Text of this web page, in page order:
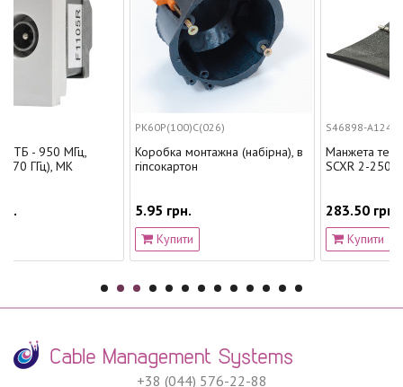
PK60P(100)C(026)
Коробка монтажна (набірна), в
гіпсокартон
S46898-A1241-A225
Манжета
SCXR 2-250, Corning
283.50 грн.
+38 (044) 576-22-88